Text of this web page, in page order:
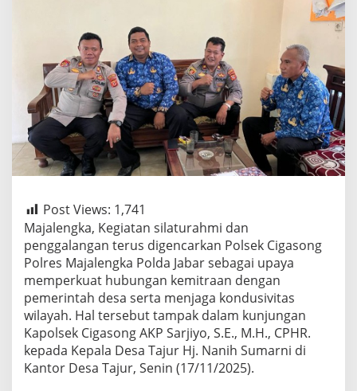
Post Views: 1,741
Majalengka, Kegiatan silaturahmi dan
penggalangan terus digencarkan Polsek Cigasong
Polres Majalengka Polda Jabar sebagai upaya
memperkuat hubungan kemitraan dengan
pemerintah desa serta menjaga kondusivitas
wilayah. Hal tersebut tampak dalam kunjungan
Kapolsek Cigasong AKP Sarjiyo, S.E., M.H., CPHR.
kepada Kepala Desa Tajur Hj. Nanih Sumarni di
Kantor Desa Tajur, Senin (17/11/2025).